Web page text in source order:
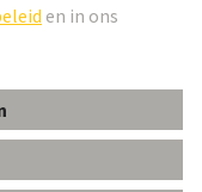
Gebruiksvoorwaarden